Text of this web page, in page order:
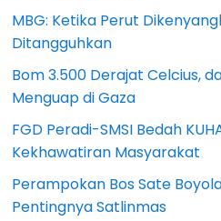
MBG: Ketika Perut
Ditangguhkan
Bom 3.500 Derajat Celcius,
Menguap di Gaza
FGD Peradi-SMSI Bedah
Kekhawatiran Masyarakat
Perampokan Bos Sate
Pentingnya Satlinmas